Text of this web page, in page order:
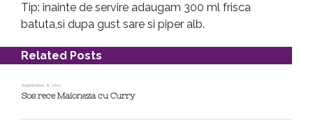
Tip: inainte de servire adaugam 300 ml frisca
batuta,si dupa gust sare si piper alb.
Related Posts
September 6, 2021
Sos rece Maioneza cu Curry